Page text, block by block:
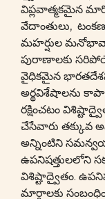
విప్లవాత్మకమైన
వేదాంతులు,
మహర్షుల
పురాణాలకు
వైధికమైన
అర్థవిశేషాలను
రక్షించటం
చేసేవారు తక్కువ
అన్నింటిని
ఉపనిషత్తులలోని
విశిష్టాద్వైతం.
మార్గాలకు